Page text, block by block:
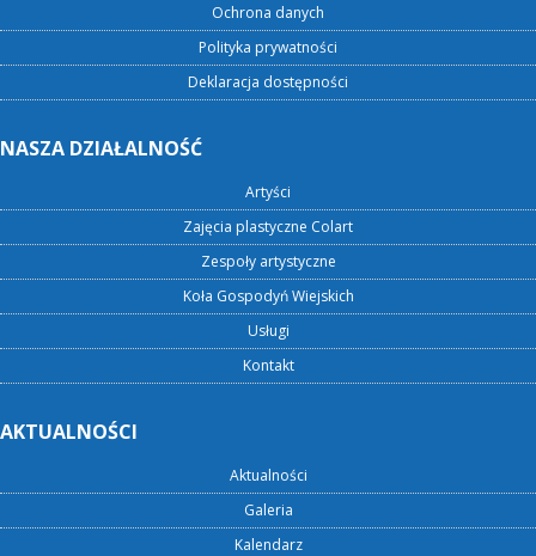
Ochrona danych
Polityka prywatności
Deklaracja dostępności
NASZA DZIAŁALNOŚĆ
Artyści
Zajęcia plastyczne Colart
Zespoły artystyczne
Koła Gospodyń Wiejskich
Usługi
Kontakt
AKTUALNOŚCI
Aktualności
Galeria
Kalendarz